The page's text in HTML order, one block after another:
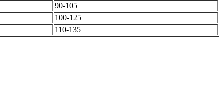
90-105
100-125
110-135